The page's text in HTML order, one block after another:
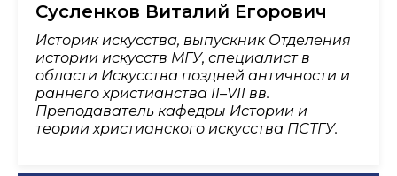
Сусленков Виталий Егорович
Историк искусства, выпускник Отделения
истории искусств МГУ, специалист в
области Искусства поздней античности и
раннего христианства II–VII вв.
Преподаватель кафедры Истории и
теории христианского искусства ПСТГУ.